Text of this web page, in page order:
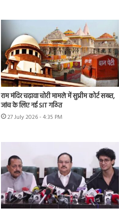
राम मंदिर चढ़ावा चोरी मामले में सुप्रीम कोर्ट सख्त,
जांच के लिए नई SIT गठित
27 July 2026 - 4:35 PM